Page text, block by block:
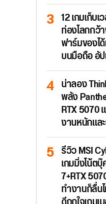
12 เกมเก็บ
ท่องโลกกว้
ฟาร์มของไ
บนมือถือ อั
น่าลอง
พลัง
RTX 5070
งานหนักแล
รีวิว MSI
เกมมิ่งโน้ต
7+RTX
ทำงานก็ลื่น